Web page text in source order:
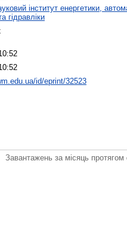
інститут енергетики,
гідравліки
id/eprint/32523
Завантажень за місяць протягом